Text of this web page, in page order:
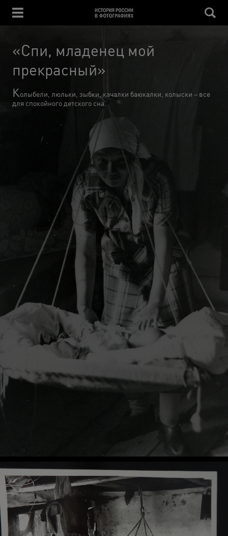
«Спи, младенец мой
прекрасный»
Колыбели, люльки, зыбки, качалки баюкалки, колыски – все
для спокойного детского сна.